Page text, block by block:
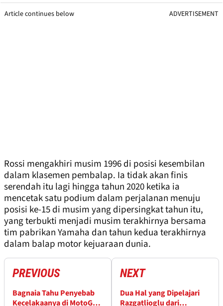
Article continues below ADVERTISEMENT
Rossi mengakhiri musim 1996 di posisi kesembilan
dalam klasemen pembalap. Ia tidak akan finis
serendah itu lagi hingga tahun 2020 ketika ia
mencetak satu podium dalam perjalanan menuju
posisi ke-15 di musim yang dipersingkat tahun itu,
yang terbukti menjadi musim terakhirnya bersama
tim pabrikan Yamaha dan tahun kedua terakhirnya
dalam balap motor kejuaraan dunia.
PREVIOUS
Bagnaia Tahu Penyebab
Kecelakaanya di MotoGP
NEXT
Dua Hal yang Dipelajari
Razgatlioglu dari